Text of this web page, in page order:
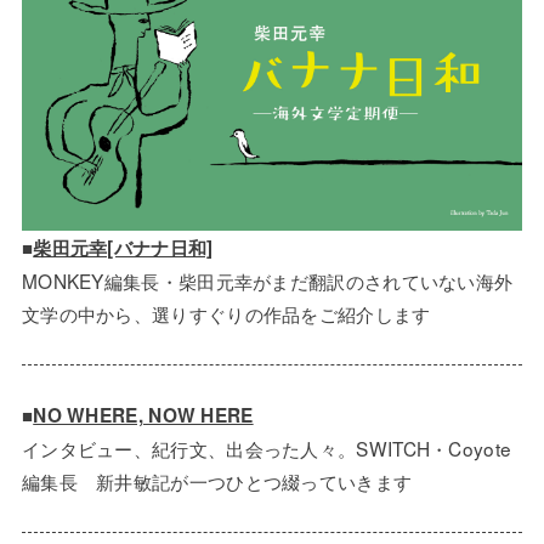
■柴田元幸[バナナ日和]
MONKEY編集長・柴田元幸がまだ翻訳のされていない海外
文学の中から、選りすぐりの作品をご紹介します
■NO WHERE, NOW HERE
インタビュー、紀行文、出会った人々。SWITCH・Coyote
編集長 新井敏記が一つひとつ綴っていきます